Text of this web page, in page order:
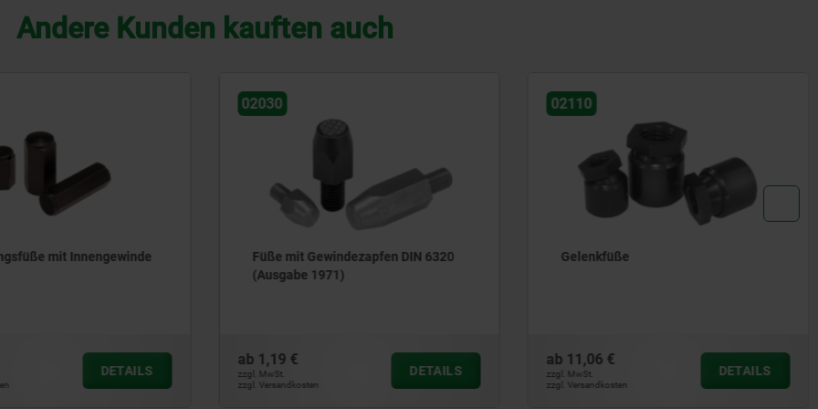
Andere Kunden kauften auch
DIN 6320
DETAILS
02110
Gelenkfüße
ab 11,06 €
zzgl. MwSt.
zzgl. Versandkosten
DETAILS
02041
Positionsfüße Stahl mit Sechskant,
ab 3,09 €
zzgl. MwSt.
zzgl. Versandkosten
DETAILS